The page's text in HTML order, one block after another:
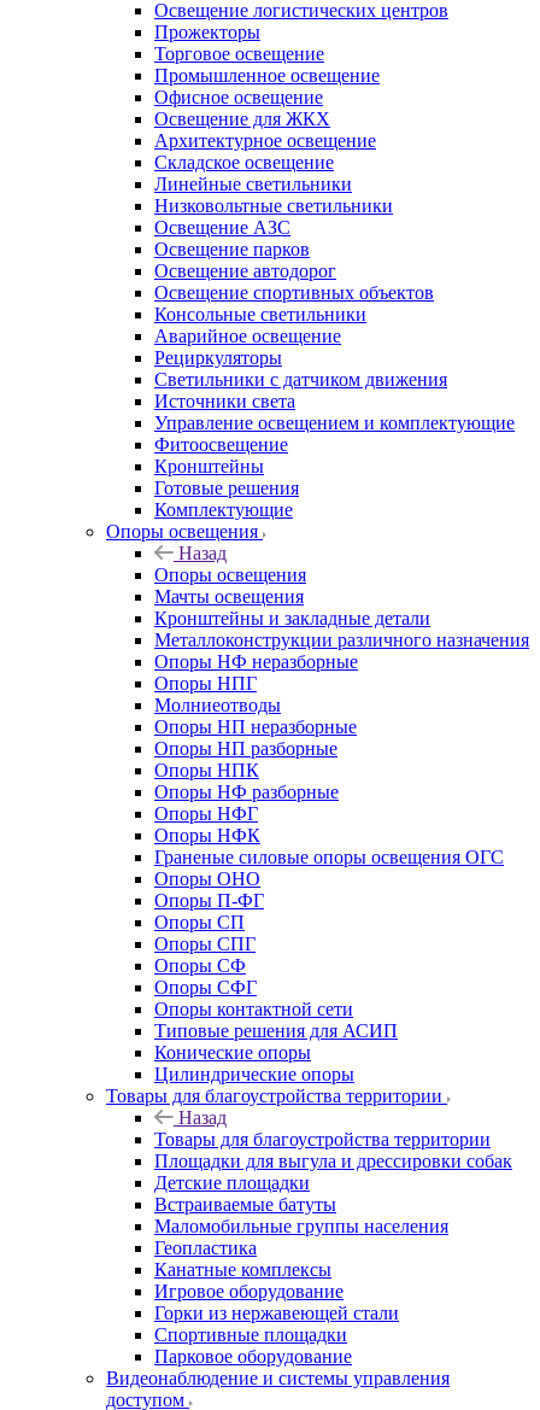
Освещение логистических центров
Прожекторы
Торговое освещение
Промышленное освещение
Офисное освещение
Освещение для ЖКХ
Архитектурное освещение
Складское освещение
Линейные светильники
Низковольтные светильники
Освещение АЗС
Освещение парков
Освещение автодорог
Освещение спортивных объектов
Консольные светильники
Аварийное освещение
Рециркуляторы
Светильники с датчиком движения
Источники света
Управление освещением и комплектующие
Фитоосвещение
Кронштейны
Готовые решения
Комплектующие
Опоры освещения
Назад
Опоры освещения
Мачты освещения
Кронштейны и закладные детали
Металлоконструкции различного назначения
Опоры НФ неразборные
Опоры НПГ
Молниеотводы
Опоры НП неразборные
Опоры НП разборные
Опоры НПК
Опоры НФ разборные
Опоры НФГ
Опоры НФК
Граненые силовые опоры освещения ОГС
Опоры ОНО
Опоры П-ФГ
Опоры СП
Опоры СПГ
Опоры СФ
Опоры СФГ
Опоры контактной сети
Типовые решения для АСИП
Конические опоры
Цилиндрические опоры
Товары для благоустройства территории
Назад
Товары для благоустройства территории
Площадки для выгула и дрессировки собак
Детские площадки
Встраиваемые батуты
Маломобильные группы населения
Геопластика
Канатные комплексы
Игровое оборудование
Горки из нержавеющей стали
Спортивные площадки
Парковое оборудование
Видеонаблюдение и системы управления
доступом